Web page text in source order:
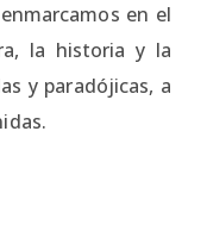
en el
la historia y la
y paradójicas, a